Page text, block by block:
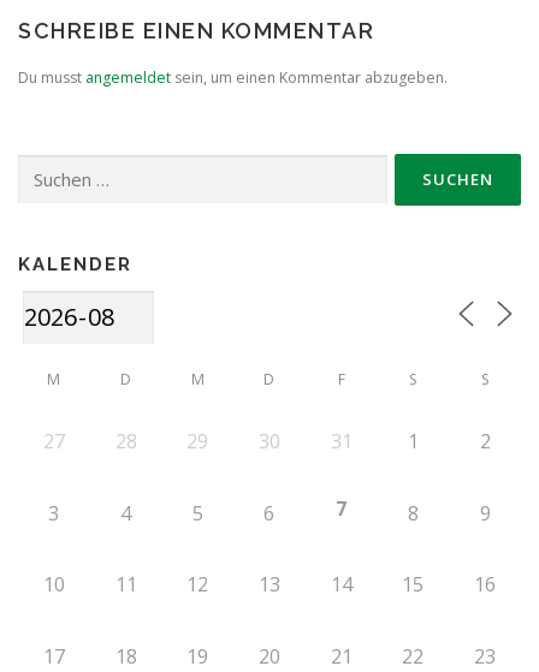
SCHREIBE EINEN KOMMENTAR
Du musst angemeldet sein, um einen Kommentar abzugeben.
nach:
KALENDER
M D M D F S S
27 28 29 30 31 1 2
3 4 5 6 7 8 9
10 11 12 13 14 15 16
17 18 19 20 21 22 23